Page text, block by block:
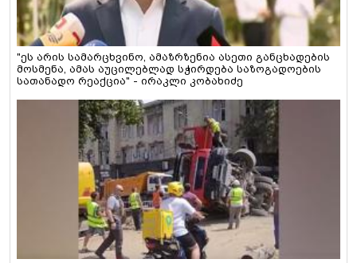
"ეს არის სამარცხვინო, ამაზრზენია ასეთი განცხადების
მოსმენა, ამას აუცილებლად სჭირდება საზოგადოების
სათანადო რეაქცია" - ირაკლი კობახიძე